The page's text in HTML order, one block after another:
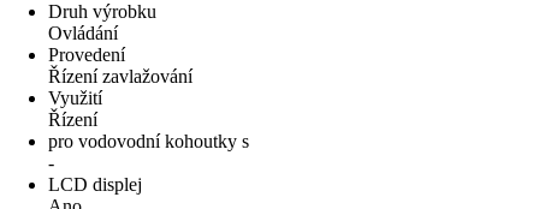
Druh výrobku
Ovládání
Provedení
Řízení zavlažování
Využití
Řízení
pro vodovodní kohoutky s
-
LCD displej